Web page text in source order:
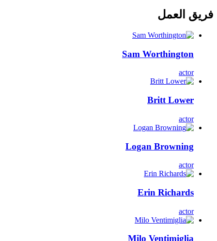
فريق العمل
Sam Worthington
actor
Britt Lower
actor
Logan Browning
actor
Erin Richards
actor
Milo Ventimiglia